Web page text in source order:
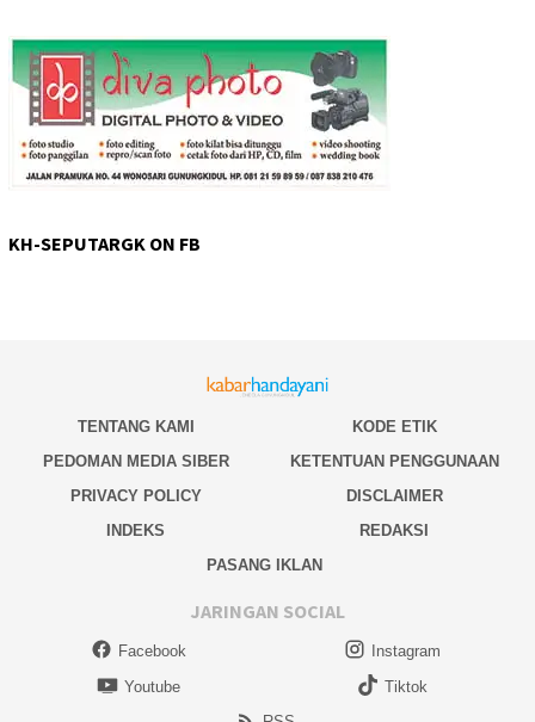
KH-SEPUTARGK ON FB
TENTANG KAMI
KODE ETIK
PEDOMAN MEDIA SIBER
KETENTUAN PENGGUNAAN
PRIVACY POLICY
DISCLAIMER
INDEKS
REDAKSI
PASANG IKLAN
JARINGAN SOCIAL
Facebook
Instagram
Youtube
Tiktok